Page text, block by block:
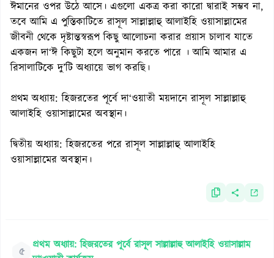
ঈমানের ওপর উঠে আসে। এগুলো একত্র করা কারো দ্বারাই সম্ভব না,
তবে আমি এ পুস্তিকাটিতে রাসূল সাল্লাল্লাহু আলাইহি ওয়াসাল্লামের
জীবনী থেকে দৃষ্টান্তস্বরূপ কিছু আলোচনা করার প্রয়াস চালাব যাতে
একজন দা‘ঈ কিছুটা হলে অনুমান করতে পারে । আমি আমার এ
রিসালাটিকে দু’টি অধ্যায়ে ভাগ করছি।
প্রথম অধ্যায়: হিজরতের পূর্বে দা‘ওয়াতী ময়দানে রাসূল সাল্লাল্লাহু
আলাইহি ওয়াসাল্লামের অবস্থান।
দ্বিতীয় অধ্যায়: হিজরতের পরে রাসূল সাল্লাল্লাহু আলাইহি
ওয়াসাল্লামের অবস্থান।
৫
প্রথম অধ্যায়: হিজরতের পূর্বে রাসূল সাল্লাল্লাহু আলাইহি ওয়াসাল্লাম